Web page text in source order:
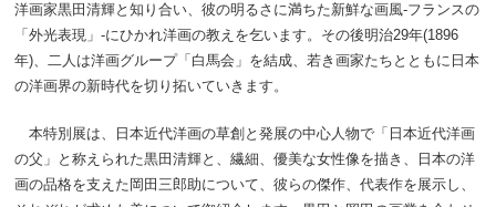
洋画家黒田清輝と知り合い、彼の明るさに満ちた新鮮な画風-フランスの
「外光表現」-にひかれ洋画の教えを乞います。その後明治29年(1896
年)、二人は洋画グループ「白馬会」を結成、若き画家たちとともに日本
の洋画界の新時代を切り拓いていきます。
本特別展は、日本近代洋画の草創と発展の中心人物で「日本近代洋画
の父」と称えられた黒田清輝と、繊細、優美な女性像を描き、日本の洋
画の品格を支えた岡田三郎助について、彼らの傑作、代表作を展示し、